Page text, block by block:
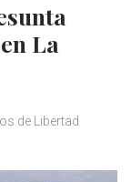
La
de Libertad